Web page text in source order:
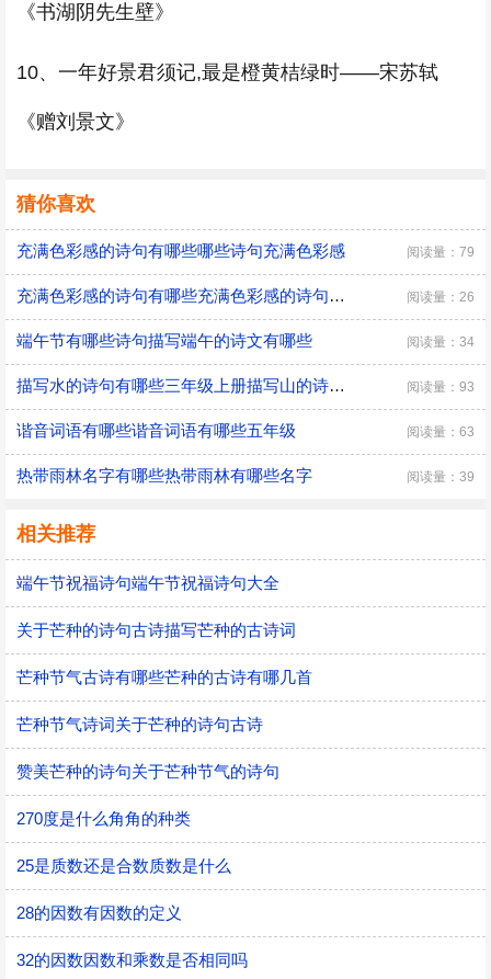
《书湖阴先生壁》
10、一年好景君须记,最是橙黄桔绿时——宋苏轼
《赠刘景文》
猜你喜欢
充满色彩感的诗句有哪些哪些诗句充满色彩感 阅读量：79
充满色彩感的诗句有哪些充满色彩感的诗句有什么 阅读量：26
端午节有哪些诗句描写端午的诗文有哪些 阅读量：34
描写水的诗句有哪些三年级上册描写山的诗句有哪些三年级上册 阅读量：93
谐音词语有哪些谐音词语有哪些五年级 阅读量：63
热带雨林名字有哪些热带雨林有哪些名字 阅读量：39
相关推荐
端午节祝福诗句端午节祝福诗句大全
关于芒种的诗句古诗描写芒种的古诗词
芒种节气古诗有哪些芒种的古诗有哪几首
芒种节气诗词关于芒种的诗句古诗
赞美芒种的诗句关于芒种节气的诗句
270度是什么角角的种类
25是质数还是合数质数是什么
28的因数有因数的定义
32的因数因数和乘数是否相同吗